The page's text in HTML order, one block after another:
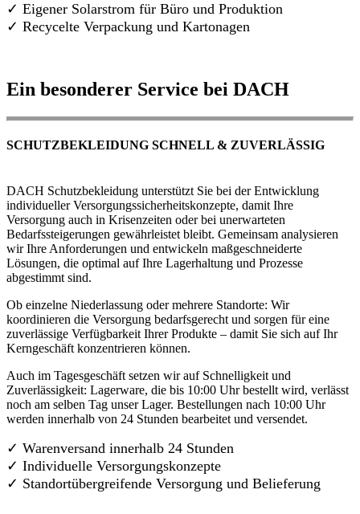
✓ Eigener Solarstrom für Büro und Produktion
✓ Recycelte Verpackung und Kartonagen
Ein besonderer Service bei DACH
SCHUTZBEKLEIDUNG SCHNELL & ZUVERLÄSSIG
DACH Schutzbekleidung unterstützt Sie bei der Entwicklung
individueller Versorgungssicherheitskonzepte, damit Ihre
Versorgung auch in Krisenzeiten oder bei unerwarteten
Bedarfssteigerungen gewährleistet bleibt. Gemeinsam analysieren
wir Ihre Anforderungen und entwickeln maßgeschneiderte
Lösungen, die optimal auf Ihre Lagerhaltung und Prozesse
abgestimmt sind.
Ob einzelne Niederlassung oder mehrere Standorte: Wir
koordinieren die Versorgung bedarfsgerecht und sorgen für eine
zuverlässige Verfügbarkeit Ihrer Produkte – damit Sie sich auf Ihr
Kerngeschäft konzentrieren können.
Auch im Tagesgeschäft setzen wir auf Schnelligkeit und
Zuverlässigkeit: Lagerware, die bis 10:00 Uhr bestellt wird, verlässt
noch am selben Tag unser Lager. Bestellungen nach 10:00 Uhr
werden innerhalb von 24 Stunden bearbeitet und versendet.
✓ Warenversand innerhalb 24 Stunden
✓ Individuelle Versorgungskonzepte
✓ Standortübergreifende Versorgung und Belieferung